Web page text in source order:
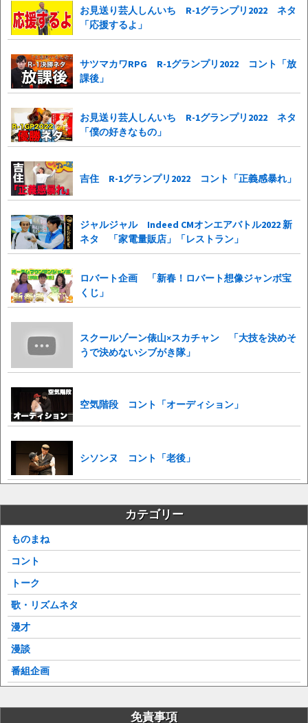
お見送り芸人しんいち R-1グランプリ2022 ネタ
「応援するよ」
サツマカワRPG R-1グランプリ2022 コント「放
課後」
お見送り芸人しんいち R-1グランプリ2022 ネタ
「僕の好きなもの」
吉住 R-1グランプリ2022 コント「正義感暴れ」
ジャルジャル Indeed CMオンエアバトル2022 新
ネタ 「家電量販店」「レストラン」
ロバート企画 「新春！ロバート想像ジャンボ宝
くじ」
スクールゾーン俵山×スカチャン 「大技を決めそ
うで決めないシブがき隊」
空気階段 コント「オーディション」
シソンヌ コント「老後」
カテゴリー
ものまね
コント
トーク
歌・リズムネタ
漫才
漫談
番組企画
免責事項